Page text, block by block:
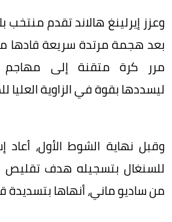
وعزز إيرلينغ هالاند تقدم منتخب
بعد هجمة مرتدة سريعة قادها
مرر كرة متقنة إلى مهاجم
ليسددها بقوة في الزاوية العليا
وقبل نهاية الشوط الأول، أعاد
للسنغال بتسجيله هدف تقليص
من ساديو ماني، أنهاها بتسديدة